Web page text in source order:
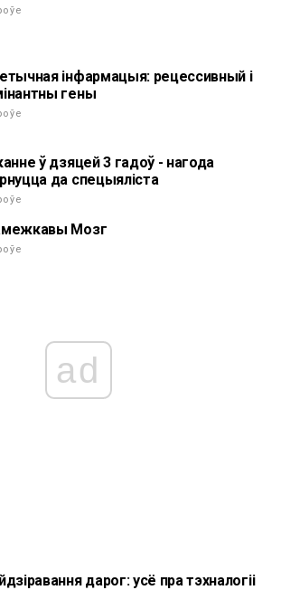
інфармацыя: рецессивный і
гены
ў дзяцей 3 гадоў - нагода
да спецыяліста
Мозг
ad
дарог: усё пра тэхналогіі